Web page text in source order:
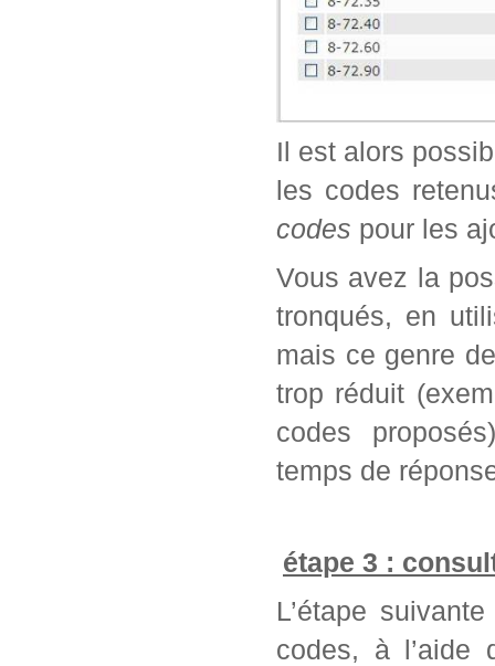
Il est alors
les codes
codes pour les
Vous avez la
tronqués, en
mais ce genre
trop réduit
codes
temps de
étape 3 :
L’étape
codes, à l’aide